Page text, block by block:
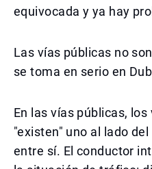
equivocada y ya hay
Las vías públicas no
se toma en serio en
En las vías públicas,
"existen" uno al lado
entre sí. El conductor